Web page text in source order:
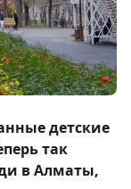
детские
так
в Алматы,